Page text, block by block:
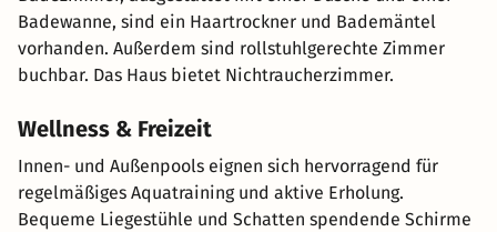
Badewanne, sind ein Haartrockner und Bademäntel
vorhanden. Außerdem sind rollstuhlgerechte Zimmer
buchbar. Das Haus bietet Nichtraucherzimmer.
Wellness & Freizeit
Innen- und Außenpools eignen sich hervorragend für
regelmäßiges Aquatraining und aktive Erholung.
Bequeme Liegestühle und Schatten spendende Schirme